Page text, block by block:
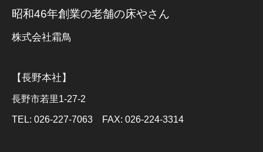
昭和46年創業の老舗の床やさん
株式会社霜鳥
【長野本社】
長野市若里1-27-2
TEL: 026-227-7063 FAX: 026-224-3314